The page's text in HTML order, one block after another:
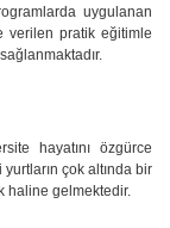
uygulanan
verilen pratik eğitimle
hayatını özgürce
çok altında bir
haline gelmektedir.